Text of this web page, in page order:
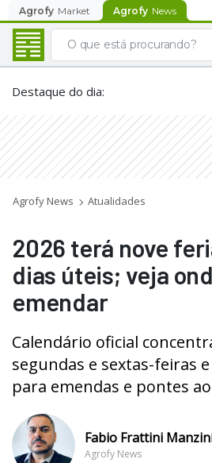
Agrofy Market Agrofy News
Destaque do dia:
Agrofy News Atualidades
2026 terá nove
dias úteis; veja
emendar
Calendário oficial
segundas e sextas-feiras
para emendas e pontes
Fabio Frattini
Agrofy News